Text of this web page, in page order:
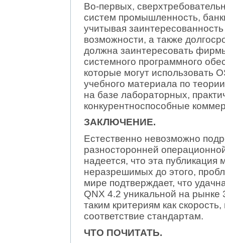
Во-первых,
систем промышленность,
учитывая
возможности, а также
должна заинтересовать
системного программного
которые могут использовать
учебного материала по
на базе лабораторных,
конкурентноспособные
ЗАКЛЮЧЕНИЕ.
Естественно невозможно
разносторонней
надеется, что эта
неразрешимых до этого,
мире подтверждает, что
QNX 4.2 уникальной на
таким критериям как
соответствие стандартам.
ЧТО ПОЧИТАТЬ.